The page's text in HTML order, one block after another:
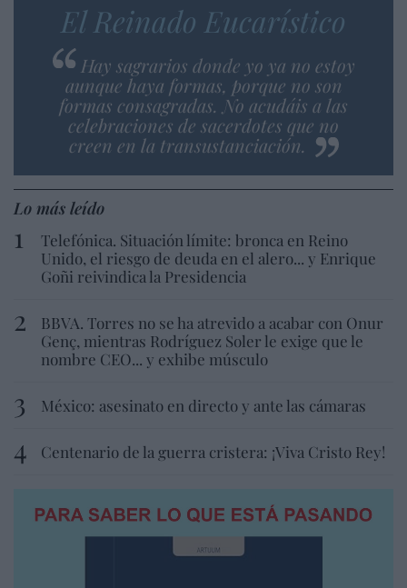
El Reinado Eucarístico
Hay sagrarios donde yo ya no estoy
aunque haya formas, porque no son
formas consagradas. No acudáis a las
celebraciones de sacerdotes que no
creen en la transustanciación.
Lo más leído
Telefónica. Situación límite: bronca en Reino
Unido, el riesgo de deuda en el alero... y Enrique
Goñi reivindica la Presidencia
BBVA. Torres no se ha atrevido a acabar con Onur
Genç, mientras Rodríguez Soler le exige que le
nombre CEO... y exhibe músculo
México: asesinato en directo y ante las cámaras
Centenario de la guerra cristera: ¡Viva Cristo Rey!